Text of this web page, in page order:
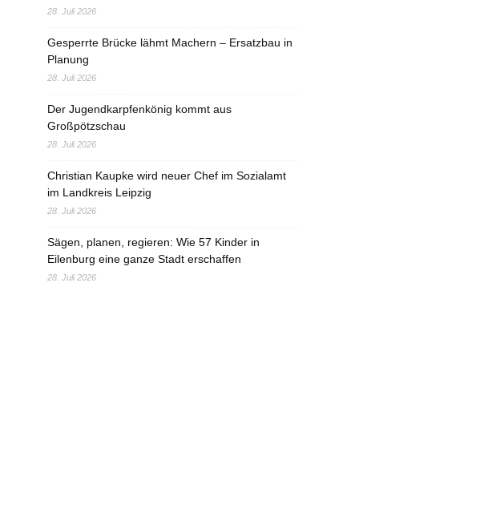
28. Juli 2026
Gesperrte Brücke lähmt Machern – Ersatzbau in
Planung
28. Juli 2026
Der Jugendkarpfenkönig kommt aus
Großpötzschau
28. Juli 2026
Christian Kaupke wird neuer Chef im Sozialamt
im Landkreis Leipzig
28. Juli 2026
Sägen, planen, regieren: Wie 57 Kinder in
Eilenburg eine ganze Stadt erschaffen
28. Juli 2026